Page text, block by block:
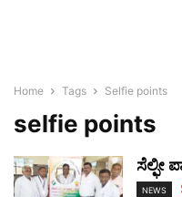
Home Tags Selfie points
selfie points
ಸೆಲ್ಫೀ
NEWS